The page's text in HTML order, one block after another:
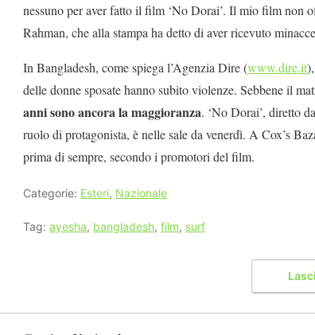
nessuno per aver fatto il film ‘No Dorai’. Il mio film non
Rahman, che alla stampa ha detto di aver ricevuto
In Bangladesh, come spiega l’Agenzia Dire (www.dire.it
delle donne sposate hanno subito violenze. Sebbene il
anni sono ancora la maggioranza. ‘No Dorai’, diretto
ruolo di protagonista, è nelle sale da venerdì. A Cox’s
prima di sempre, secondo i promotori del film.
Categorie: Esteri, Nazionale
Tag: ayesha, bangladesh, film, surf